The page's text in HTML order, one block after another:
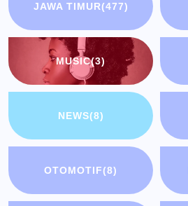
JAWA TIMUR(477)
MUSIC(3)
NEWS(8)
OTOMOTIF(8)